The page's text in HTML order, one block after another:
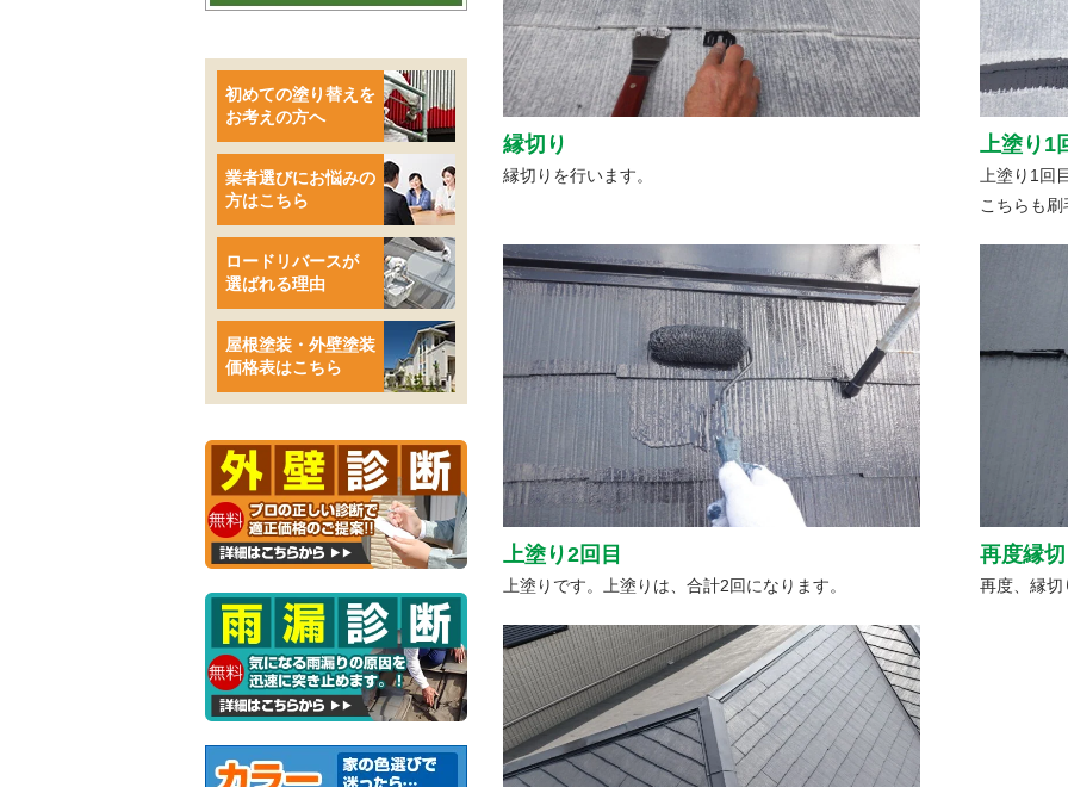
縁切り
縁切りを行います。
上塗り1
上塗り1回
こちらも
上塗り2回目
上塗りです。上塗りは、合計2回になります。
再度縁
再度、縁切
初めての塗り替えを
お考えの方へ
業者選びにお悩みの
方はこちら
ロードリバースが
選ばれる理由
屋根塗装・外壁塗装
価格表はこちら